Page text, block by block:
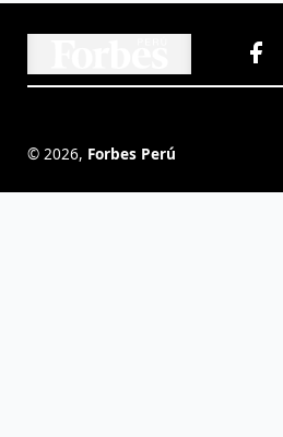
© 2026, Forbes Perú